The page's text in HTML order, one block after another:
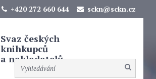
+420 272 660 644 sckn@sckn.cz
Svaz českých
knihkupců
a nakladatelů